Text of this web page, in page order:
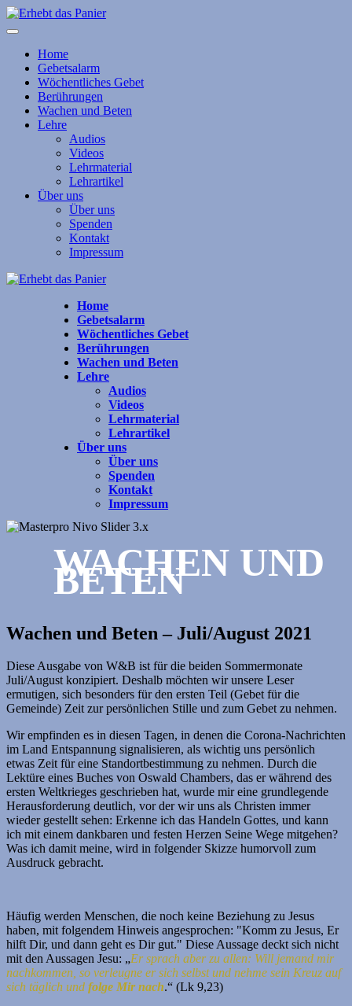
Home
Gebetsalarm
Wöchentliches Gebet
Berührungen
Wachen und Beten
Lehre
Audios
Videos
Lehrmaterial
Lehrartikel
Über uns
Über uns
Spenden
Kontakt
Impressum
Home
Gebetsalarm
Wöchentliches Gebet
Berührungen
Wachen und Beten
Lehre
Audios
Videos
Lehrmaterial
Lehrartikel
Über uns
Über uns
Spenden
Kontakt
Impressum
WACHEN UND
BETEN
Wachen und Beten – Juli/August 2021
Diese Ausgabe von W&B ist für die beiden Sommermonate
Juli/August konzipiert. Deshalb möchten wir unsere Leser
ermutigen, sich besonders für den ersten Teil (Gebet für die
Gemeinde) Zeit zur persönlichen Stille und zum Gebet zu nehmen.
Wir empfinden es in diesen Tagen, in denen die Corona-Nachrichten
im Land Entspannung signalisieren, als wichtig uns persönlich
etwas Zeit für eine Standortbestimmung zu nehmen. Durch die
Lektüre eines Buches von Oswald Chambers, das er während des
ersten Weltkrieges geschrieben hat, wurde mir eine grundlegende
Herausforderung deutlich, vor der wir uns als Christen immer
wieder gestellt sehen: Erkenne ich das Handeln Gottes, und kann
ich mit einem dankbaren und festen Herzen Seine Wege mitgehen?
Was ich damit meine, wird in folgender Skizze humorvoll zum
Ausdruck gebracht.
Häufig werden Menschen, die noch keine Beziehung zu Jesus
haben, mit folgendem Hinweis angesprochen: "Komm zu Jesus, Er
hilft Dir, und dann geht es Dir gut." Diese Aussage deckt sich nicht
mit den Aussagen Jesu: „Er sprach aber zu allen: Will jemand mir
nachkommen, so verleugne er sich selbst und nehme sein Kreuz auf
sich täglich und folge Mir nach.“ (Lk 9,23)